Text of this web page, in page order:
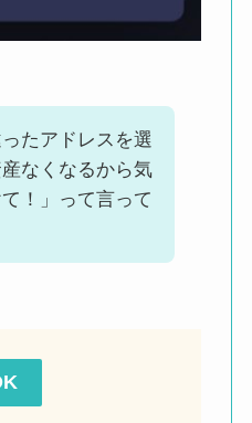
ったアドレスを選
なくなるから気
！」って言って